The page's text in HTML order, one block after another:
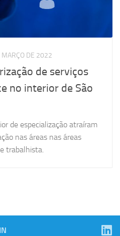
MARÇO DE 2022
de serviços
no interior de São
de especialização atraíram
nas áreas nas áreas
trabalhista.